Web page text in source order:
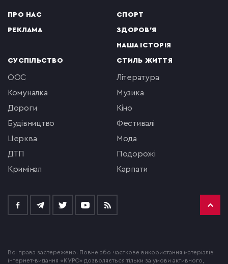
ПРО НАС
РЕКЛАМА
СПОРТ
ЗДОРОВ'Я
НАША ІСТОРІЯ
СУСПІЛЬСТВО
ООС
комуналка
Дороги
будівництво
церква
ДТП
кримінал
СТИЛЬ ЖИТТЯ
література
музика
кіно
фестивалі
мода
подорожі
Карпати
Всі права застережено. Повне або часткове використання матеріалів
інтернет-видання «КУРС» дозволяється тільки за умови активного,